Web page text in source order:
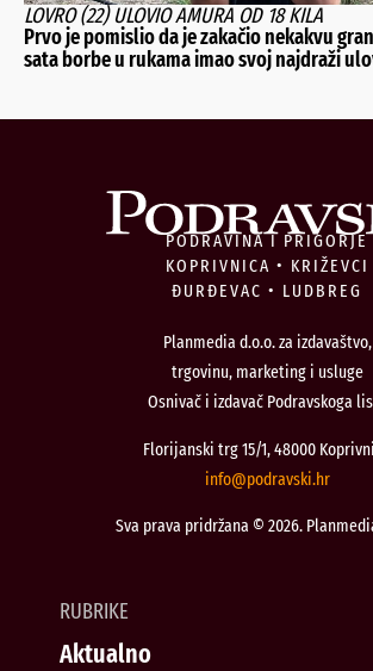
LOVRO (22) ULOVIO AMURA OD 18 KILA
Prvo je pomislio da je zakačio nekakvu
sata borbe u rukama imao svoj najdraži
PODRAVINA I PRIGORJE
KOPRIVNICA • KRIŽEVCI
ĐURĐEVAC • LUDBREG
Planmedia d.o.o. za izdavaštvo,
trgovinu, marketing i usluge
Osnivač i izdavač Podravskoga
Florijanski trg 15/1, 48000
rh.iksvardop
@ofni
Sva prava pridržana © 2026.
RUBRIKE
Aktualno